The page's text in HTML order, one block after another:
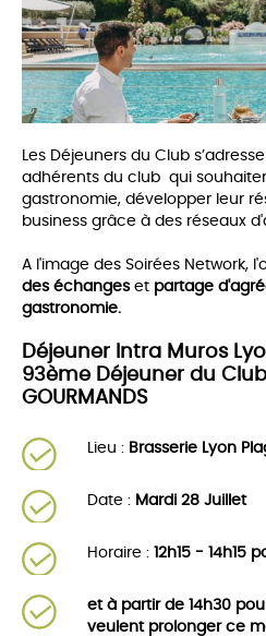
Les Déjeuners du Club
adhérents du club qui
gastronomie, développer leur
business grâce à des réseaux
A l'image des Soirées Network,
des échangeset partage
gastronomie.
Déjeuner Intra Muros
93ème Déjeuner du Club
GOURMANDS
Lieu : Brasserie Lyon
Date : Mardi 28 Juillet
Horaire : 12h15 - 14h15
et à partir de 14h30
veulent prolonger ce